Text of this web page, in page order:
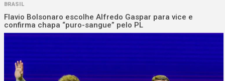
BRASIL
Flavio Bolsonaro escolhe Alfredo Gaspar para vice e
confirma chapa “puro-sangue” pelo PL